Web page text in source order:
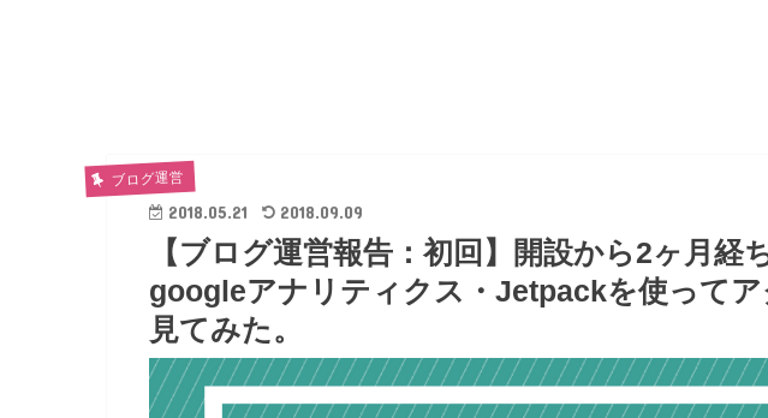
ブログ運営
2018.05.21 2018.09.09
【ブログ運営報告：初回】開設から2ヶ月経
googleアナリティクス・Jetpackを使って
見てみた。